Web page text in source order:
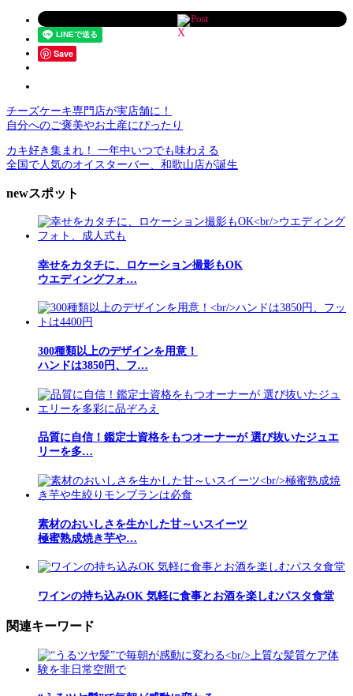
Post
Save
チーズケーキ専門店が実店舗に！
自分へのご褒美やお土産にぴったり
カキ好き集まれ！ 一年中いつでも味わえる
全国で人気のオイスターバー、和歌山店が誕生
newスポット
幸せをカタチに、ロケーション撮影もOK
ウエディングフォ…
300種類以上のデザインを用意！
ハンドは3850円、フ…
品質に自信！鑑定士資格をもつオーナーが 選び抜いたジュエ
リーを多…
素材のおいしさを生かした甘～いスイーツ
極蜜熟成焼き芋や…
ワインの持ち込みOK 気軽に食事とお酒を楽しむパスタ食堂
関連キーワード